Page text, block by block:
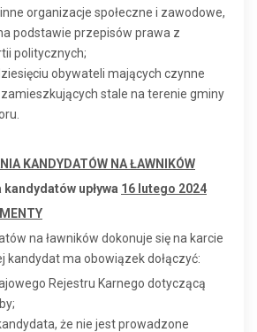
organizacje społeczne i zawodowe,
podstawie przepisów prawa z
politycznych;
obywateli mających czynne
stale na terenie gminy
KANDYDATÓW NA ŁAWNIKÓW
upływa 16 lutego 2024
na ławników dokonuje się na karcie
kandydat ma obowiązek dołączyć:
Rejestru Karnego dotyczącą
że nie jest prowadzone